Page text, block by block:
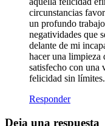
circunstancias
un profundo
negatividades que
delante de mi
hacer una limpieza
satisfecho con una
felicidad sin
Responder
Deja una respuesta